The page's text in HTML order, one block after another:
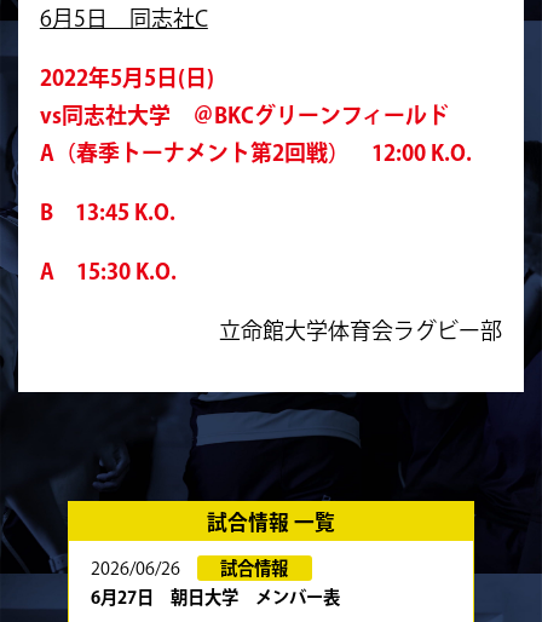
6月5日 同志社C
2022年5月5日(日)
vs同志社大学 ＠BKCグリーンフィールド
A（春季トーナメント第2回戦）
12:00 K.O.
B 13:45 K.O.
A 15:30 K.O.
立命館大学体育会ラグビー部
試合情報 一覧
2026/06/26
試合情報
6月27日 朝日大学 メンバー表